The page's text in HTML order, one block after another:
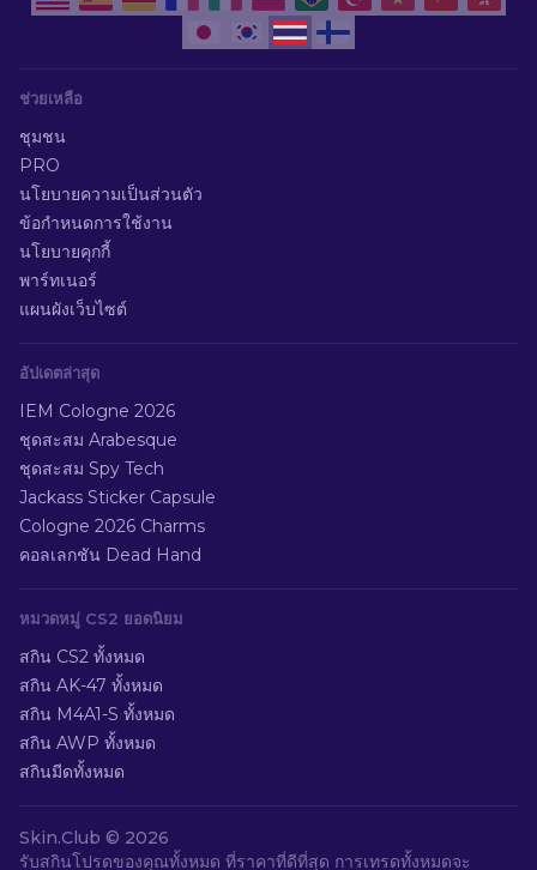
ช่วยเหลือ
ชุมชน
PRO
นโยบายความเป็นส่วนตัว
ข้อกำหนดการใช้งาน
นโยบายคุกกี้
พาร์ทเนอร์
แผนผังเว็บไซต์
อัปเดตล่าสุด
IEM Cologne 2026
ชุดสะสม Arabesque
ชุดสะสม Spy Tech
Jackass Sticker Capsule
Cologne 2026 Charms
คอลเลกชัน Dead Hand
หมวดหมู่ CS2 ยอดนิยม
สกิน CS2 ทั้งหมด
สกิน AK-47 ทั้งหมด
สกิน M4A1-S ทั้งหมด
สกิน AWP ทั้งหมด
สกินมีดทั้งหมด
Skin.Club © 2026
รับสกินโปรดของคุณทั้งหมด ที่ราคาที่ดีที่สุด การเทรดทั้งหมดจะ